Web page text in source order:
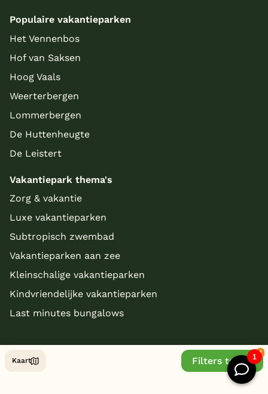
Kaart Filters tonen
Populaire vakantieparken
Het Vennenbos
Hof van Saksen
Hoog Vaals
Weerterbergen
Lommerbergen
De Huttenheugte
De Leistert
Vakantiepark thema's
Zorg & vakantie
Luxe vakantieparken
Subtropisch zwembad
Vakantieparken aan zee
Kleinschalige vakantieparken
Kindvriendelijke vakantieparken
Last minutes bungalows
© Copyright 2026 - bungalowparkoverzicht.nl